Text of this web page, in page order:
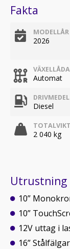
Fakta
MODELLÅR
2026
VÄXELLÅDA
Automat
DRIVMEDEL
Diesel
TOTALVIKT
2 040 kg
Utrustning
10”
10”
12V uttag i
16”